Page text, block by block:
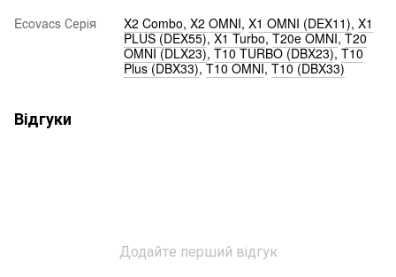
Ecovacs Серія X2 Combo, X2 OMNI, X1 OMNI (DEX11), X1
PLUS (DEX55),X1 Turbo,T20e OMNI,T20
OMNI (DLX23), T10 TURBO (DBX23), T10
Plus (DBX33),T10 OMNI,T10 (DBX33)
Відгуки
Додайте перший відгук